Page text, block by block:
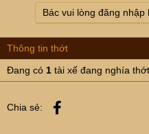
Bác vui lòng đăng
Thông tin thớt
Đang có 1 tài xế đang nghía
Chia sẻ: